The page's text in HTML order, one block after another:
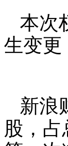
本次
生变更
新浪
股，占